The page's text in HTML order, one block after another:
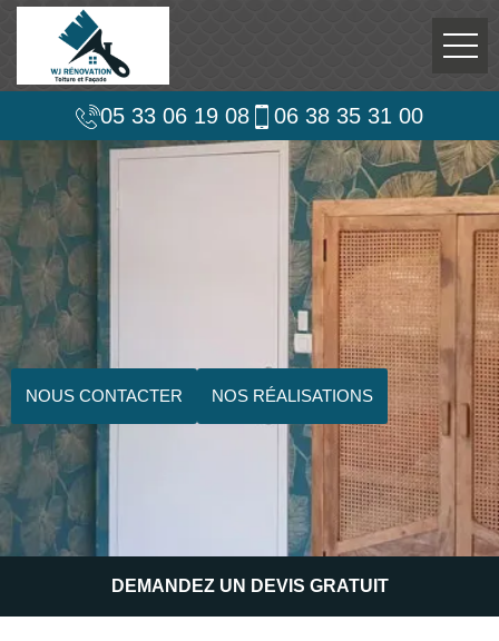
05 33 06 19 08 06 38 35 31 00
NOUS CONTACTER NOS RÉALISATIONS
DEMANDEZ UN DEVIS GRATUIT